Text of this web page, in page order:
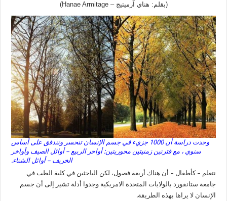
(بقلم: هناي آرميتيج – Hanae Armitage)
وجدت دراسة أن 1000 جزيء في جسم الإنسان تنحسر وتتدفق على أساس
سنوي ، مع فترتين زمنيتين محوريتين: أواخر الربيع – أوائل الصيف وأواخر
الخريف – أوائل الشتاء.
نتعلم – كأطفال – أن هناك أربعة فصول، لكن الباحثين في كلية الطب في
جامعة ستانفورد بالولايات المتحدة الامريكية وجدوا أدلة تشير إلى أن جسم
الإنسان لا يراها بهذه الطريقة.